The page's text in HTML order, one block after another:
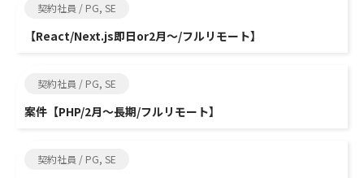
契約社員 / PG, SE
【React/Next.js即日or2月～/フルリモート】
契約社員 / PG, SE
案件【PHP/2月～長期/フルリモート】
契約社員 / PG, SE